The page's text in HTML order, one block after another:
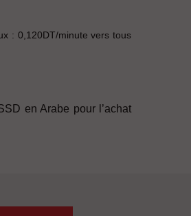
: 0,120DT/minute vers tous
en Arabe pour l’achat